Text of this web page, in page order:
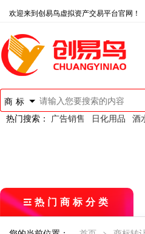
欢迎来到创易鸟虚拟资产交易平台官网！
商标
热门搜索： 广告销售 日化用品 酒
热门商标分类